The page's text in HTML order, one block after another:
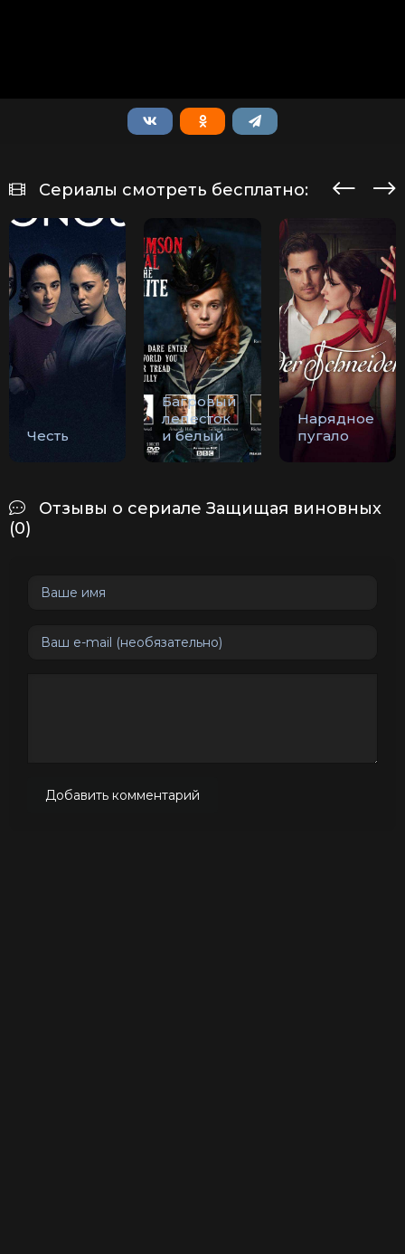
Сериалы смотреть бесплатно:
Честь
Багровый
лепесток
и белый
Нарядное
пугало
Отзывы о сериале Защищая виновных
(0)
Добавить комментарий